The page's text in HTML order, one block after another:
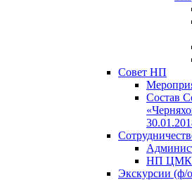
Совет НП
Состав
НП
Экскурсии (ф/